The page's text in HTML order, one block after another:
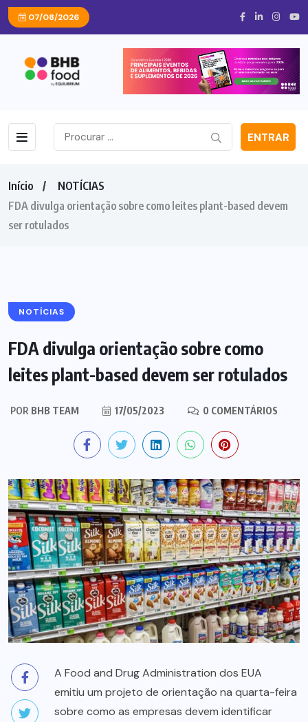
07/08/2026
ENTRAR
Início
NOTÍCIAS
FDA divulga orientação sobre como leites plant-based devem
ser rotulados
NOTÍCIAS
FDA divulga orientação sobre como
leites plant-based devem ser rotulados
POR BHB TEAM 17/05/2023 0 COMENTÁRIOS
A Food and Drug Administration dos EUA
emitiu um projeto de orientação na quarta-feira
sobre como as empresas devem identificar